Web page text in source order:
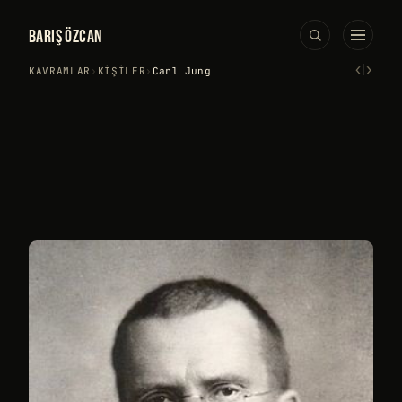
BARIŞ ÖZCAN
KAVRAMLAR › KIŞILER › Carl Jung ‹›